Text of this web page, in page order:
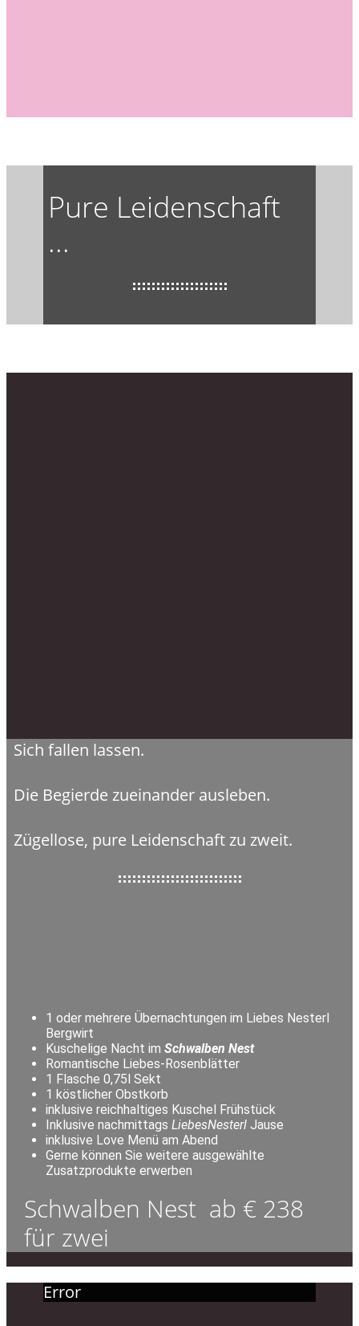
Pure Leidenschaft
...
Sich fallen lassen.
Die Begierde zueinander ausleben.
Zügellose, pure Leidenschaft zu zweit.
1 oder mehrere Übernachtungen im Liebes Nesterl
Bergwirt
Kuschelige Nacht im Schwalben Nest
Romantische Liebes-Rosenblätter
1 Flasche 0,75l Sekt
1 köstlicher Obstkorb
inklusive reichhaltiges Kuschel Frühstück
Inklusive nachmittags LiebesNesterl Jause
inklusive Love Menü am Abend
Gerne können Sie weitere ausgewählte
Zusatzprodukte erwerben
Schwalben Nest ab € 238
für zwei
Error